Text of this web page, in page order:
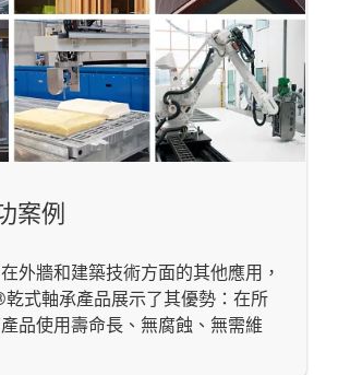
案例
外牆和建築技術方面的其他應用，
式軸承產品展示了其優勢：在所
品使用壽命長、無腐蝕、無需維